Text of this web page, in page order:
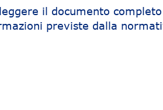
il documento
previste dalla